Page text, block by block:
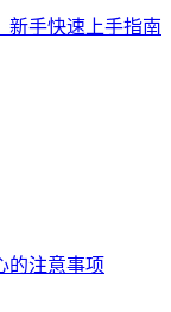
新手快速上手指南
的注意事项